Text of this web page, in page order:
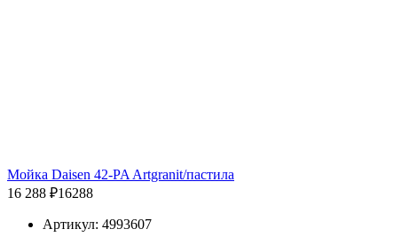
Мойка Daisen 42-PA Artgranit/пастила
16 288 ₽16288
Артикул: 4993607